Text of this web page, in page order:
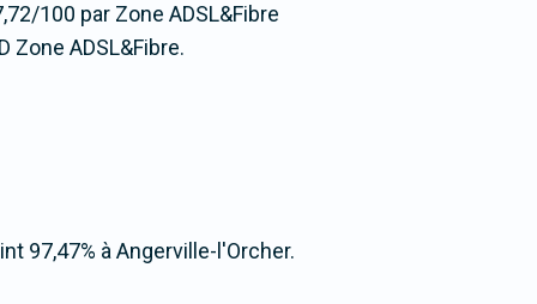
100 par Zone ADSL&Fibre
ADSL&Fibre.
97,47% à Angerville-l'Orcher.